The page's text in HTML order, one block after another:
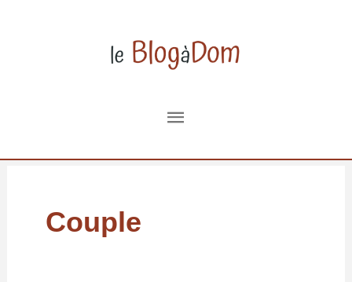
Menu
principal
Couple